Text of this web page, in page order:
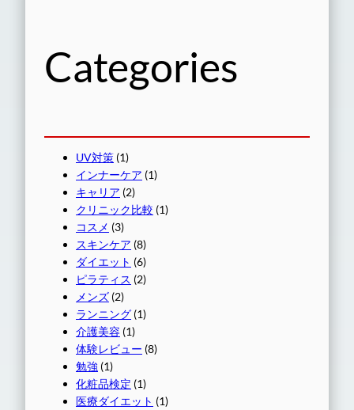
Categories
UV対策 (1)
インナーケア (1)
キャリア (2)
クリニック比較 (1)
コスメ (3)
スキンケア (8)
ダイエット (6)
ピラティス (2)
メンズ (2)
ランニング (1)
介護美容 (1)
体験レビュー (8)
勉強 (1)
化粧品検定 (1)
医療ダイエット (1)